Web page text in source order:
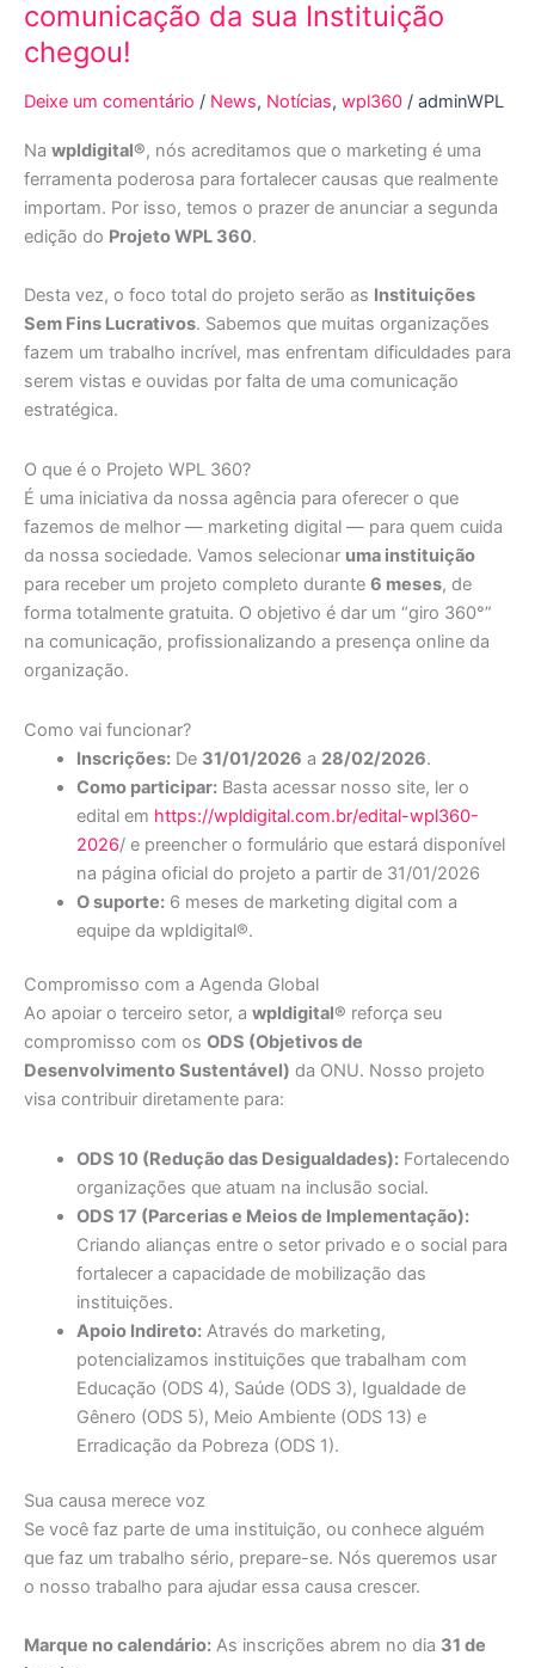
comunicação da sua Instituição
chegou!
Deixe um comentário / News, Notícias, wpl360 / adminWPL
Na wpldigital®, nós acreditamos que o marketing é uma
ferramenta poderosa para fortalecer causas que realmente
importam. Por isso, temos o prazer de anunciar a segunda
edição do Projeto WPL 360.
Desta vez, o foco total do projeto serão as Instituições
Sem Fins Lucrativos. Sabemos que muitas organizações
fazem um trabalho incrível, mas enfrentam dificuldades para
serem vistas e ouvidas por falta de uma comunicação
estratégica.
O que é o Projeto WPL 360?
É uma iniciativa da nossa agência para oferecer o que
fazemos de melhor — marketing digital — para quem cuida
da nossa sociedade. Vamos selecionar uma instituição
para receber um projeto completo durante 6 meses, de
forma totalmente gratuita. O objetivo é dar um “giro 360°”
na comunicação, profissionalizando a presença online da
organização.
Como vai funcionar?
Inscrições:De 31/01/2026 a 28/02/2026.
Como participar:Basta acessar nosso site, ler o
edital em https://wpldigital.com.br/edital-wpl360-
2026/ e preencher o formulário que estará disponível
na página oficial do projeto a partir de 31/01/2026
O suporte:6 meses de marketing digital com a
equipe da wpldigital®.
Compromisso com a Agenda Global
Ao apoiar o terceiro setor, a wpldigital® reforça seu
compromisso com os ODS (Objetivos de
Desenvolvimento Sustentável) da ONU. Nosso projeto
visa contribuir diretamente para:
ODS 10 (Redução das Desigualdades):Fortalecendo
organizações que atuam na inclusão social.
ODS 17 (Parcerias e Meios de Implementação):
Criando alianças entre o setor privado e o social para
fortalecer a capacidade de mobilização das
instituições.
Apoio Indireto:Através do marketing,
potencializamos instituições que trabalham com
Educação (ODS 4), Saúde (ODS 3), Igualdade de
Gênero (ODS 5), Meio Ambiente (ODS 13) e
Erradicação da Pobreza (ODS 1).
Sua causa merece voz
Se você faz parte de uma instituição, ou conhece alguém
que faz um trabalho sério, prepare-se. Nós queremos usar
o nosso trabalho para ajudar essa causa crescer.
Marque no calendário: As inscrições abrem no dia 31 de